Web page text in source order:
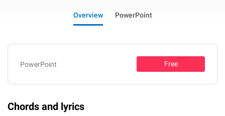
Overview PowerPoint
PowerPoint Free
Chords and lyrics